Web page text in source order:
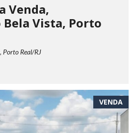
Venda,
Vista, Porto
Porto Real/RJ
VENDA